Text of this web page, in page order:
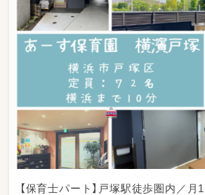
【保育士パート】戸塚駅徒歩圏内／月